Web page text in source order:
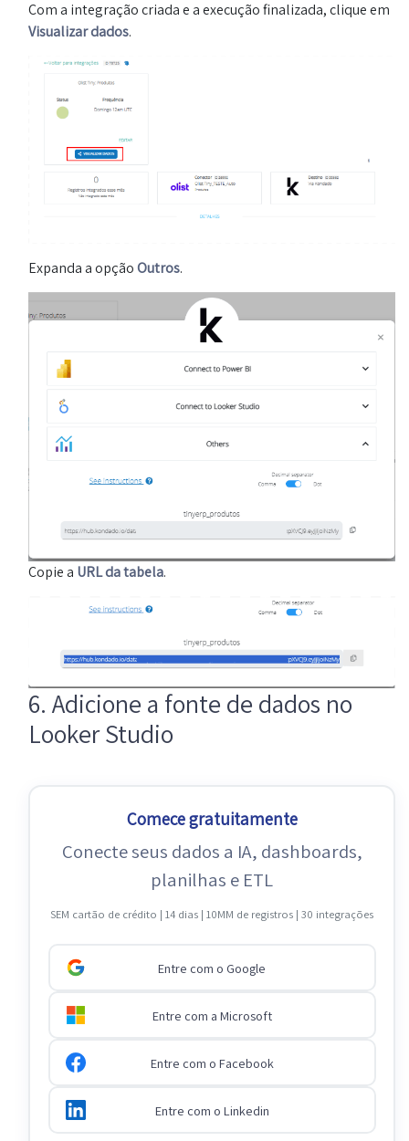
Com a integração criada e a execução finalizada, clique em
Visualizar dados.
Expanda a opçãoOutros.
Copie a URL da tabela.
6. Adicione a fonte de dados no
Looker Studio
Comece gratuitamente
Conecte seus dados a IA, dashboards,
planilhas e ETL
SEM cartão de crédito | 14 dias | 10MM de registros | 30 integrações
Entre com o Google
Entre com a Microsoft
Entre com o Facebook
Entre com o Linkedin